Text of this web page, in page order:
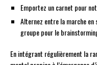
Emportez un carnet pour
Alternez entre la marche en
groupe pour le
En intégrant régulièrement la